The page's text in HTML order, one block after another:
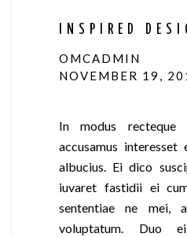
INSPIRED
OMCADMIN
NOVEMBER 19,
In modus
accusamus interesset
albucius. Ei dico
iuvaret fastidii ei
sententiae ne mei,
voluptatum. Duo